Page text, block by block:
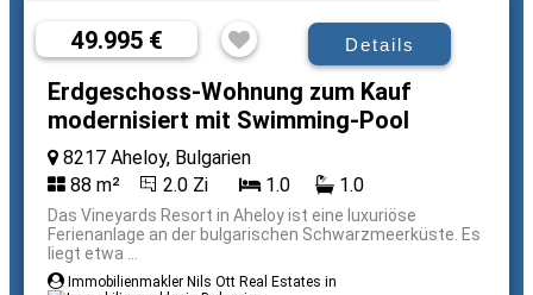
49.995 € Details
Erdgeschoss-Wohnung zum Kauf
modernisiert mit Swimming-Pool
8217 Aheloy, Bulgarien
88 m²
2.0 Zi 1.0 1.0
Das Vineyards Resort in Aheloy ist eine luxuriöse
Ferienanlage an der bulgarischen Schwarzmeerküste. Es
liegt etwa ...
Immobilienmakler Nils Ott Real Estates in